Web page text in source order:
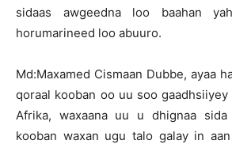
sidaas awgeedna loo baahan
horumarineed loo abuuro.
Md:Maxamed Cismaan Dubbe, ayaa
qoraal kooban oo uu soo gaadhsiiyey
Afrika, waxaana uu u dhignaa sida
kooban waxan ugu talo galay in